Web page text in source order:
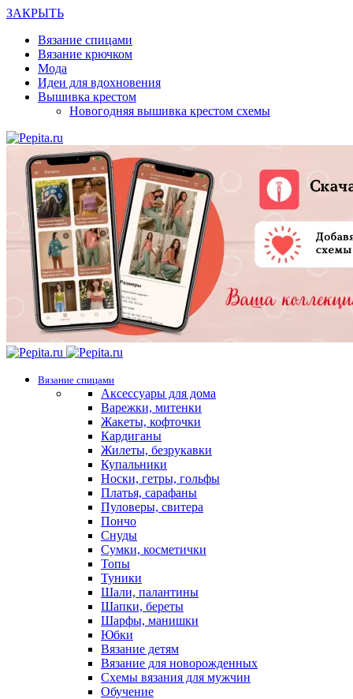
ЗАКРЫТЬ
Вязание спицами
Вязание крючком
Мода
Идеи для вдохновения
Вышивка крестом
Новогодняя вышивка крестом схемы
Вязание спицами
Аксессуары для дома
Варежки, митенки
Жакеты, кофточки
Кардиганы
Жилеты, безрукавки
Купальники
Носки, гетры, гольфы
Платья, сарафаны
Пуловеры, свитера
Пончо
Снуды
Сумки, косметички
Топы
Туники
Шали, палантины
Шапки, береты
Шарфы, манишки
Юбки
Вязание детям
Вязание для новорожденных
Схемы вязания для мужчин
Обучение